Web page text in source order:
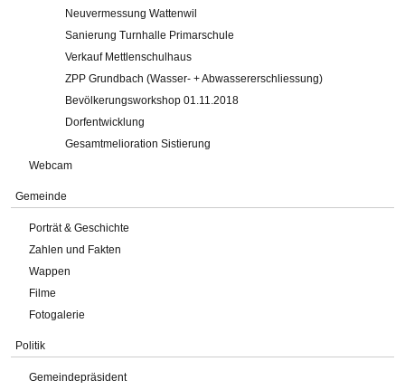
Neuvermessung Wattenwil
Sanierung Turnhalle Primarschule
Verkauf Mettlenschulhaus
ZPP Grundbach (Wasser- + Abwassererschliessung)
Bevölkerungsworkshop 01.11.2018
Dorfentwicklung
Gesamtmelioration Sistierung
Webcam
Gemeinde
Porträt & Geschichte
Zahlen und Fakten
Wappen
Filme
Fotogalerie
Politik
Gemeindepräsident